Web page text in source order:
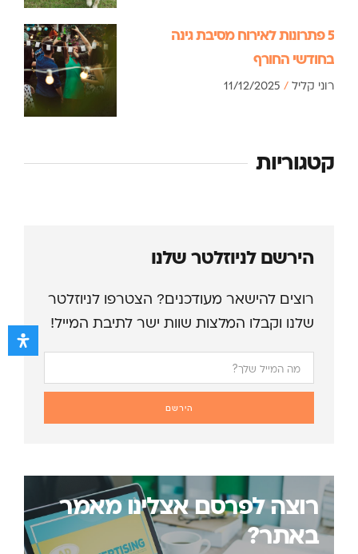
5 פתרונות לאירוח מסיבת גינה
בחודשי החורף
רוני קליל
קטגוריות
הירשם לניוזלטר שלנו
רוצים להישאר מעודכנים? הצטרפו לניוזלטר
שלנו וקבלו המלצות שוות ישר לתיבת המייל!
הירשם
רוצה לפרסם אצלינו מאמר
באתר?